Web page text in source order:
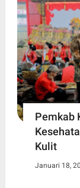
Pemkab
Kulit
Januari 18,